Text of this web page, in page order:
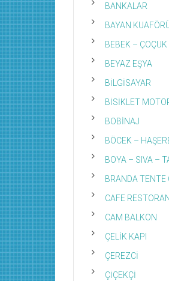
BANKALAR
BAYAN
BEBEK – ÇOÇUK
BEYAZ EŞYA
BİLGİSAYAR
BİSİKLET
BOBİNAJ
BÖCEK –
BOYA – SIVA –
BRANDA TENTE
CAFE RESTORAN
CAM BALKON
ÇELİK KAPI
ÇEREZCİ
ÇİÇEKÇİ